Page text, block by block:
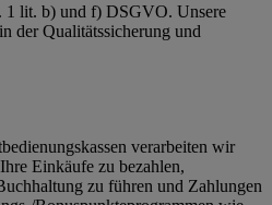
1 lit. b) und f) DSGVO. Unsere
der Qualitätssicherung und
verarbeiten wir
Einkäufe zu bezahlen,
zu führen und Zahlungen